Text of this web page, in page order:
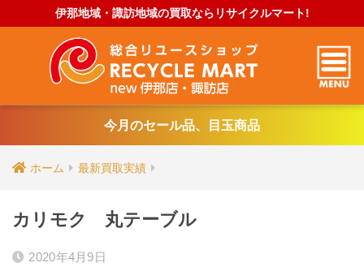
伊那地域・諏訪地域の買取ならリサイクルマート!
今月のセール品、目玉商品
ホーム 最新買取実績
カリモク 丸テーブル
2020年4月9日